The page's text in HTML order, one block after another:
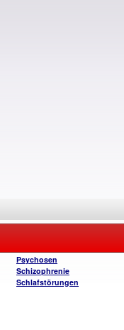
Psychosen
Schizophrenie
Schlafstörungen